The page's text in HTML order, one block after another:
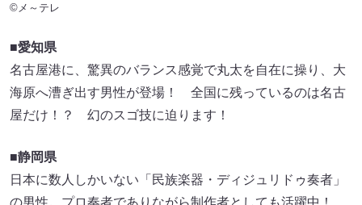
©メ～テレ
■愛知県
名古屋港に、驚異のバランス感覚で丸太を自在に操り、大
海原へ漕ぎ出す男性が登場！ 全国に残っているのは名古
屋だけ！？ 幻のスゴ技に迫ります！
■静岡県
日本に数人しかいない「民族楽器・ディジュリドゥ奏者」
の男性。プロ奏者でありながら制作者としても活躍中！